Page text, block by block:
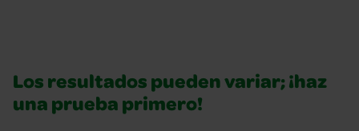
Los resultados pueden variar; ¡haz
una prueba primero!